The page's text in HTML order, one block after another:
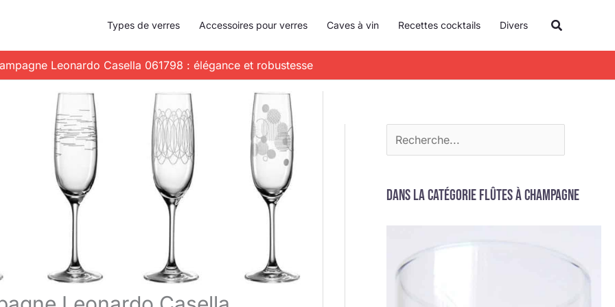
Types de verres Accessoires pour verres Caves à vin Recettes cocktails Divers
Leonardo Casella 061798 : élégance et robustesse
c
h
e
Dans la catégorie Flûtes à champagne